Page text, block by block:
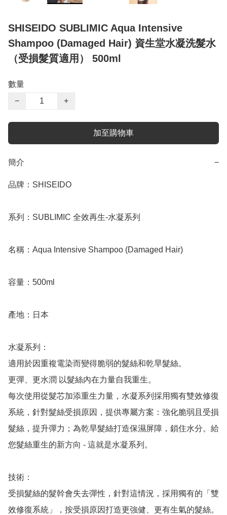
SHISEIDO SUBLIMIC Aqua Intensive
Shampoo (Damaged Hair) 資生堂水凝洗髮水
（受損髮質適用） 500ml
數量
−
+
加至購物車
簡介 −
品牌：SHISEIDO
系列：SUBLIMIC 全效再生-水凝系列
名稱：Aqua Intensive Shampoo (Damaged Hair)
容量：500ml
產地：日本
水凝系列：
適用於因重複電染而變得脆弱的髮絲和乾旱髮絲。
更彈、更水潤 以髮絲內在力量自我重生。
每次使用從髮芯加添重生力量，水凝系列採用獨有雙效修復
系統，針對髮絲受損原因，提供專屬方案：強化脆弱且受損
髮絲，提升彈力；為乾旱髮絲打造保濕屏障，鎖住水分。給
您髮絲重生的新方向 - 這就是水凝系列。
技術：
受損髮絲的髮幹會失去彈性，針對這情況，採用獨有的「雙
效修復系統」，按受損原因打造更強健、更有生氣的髮絲。